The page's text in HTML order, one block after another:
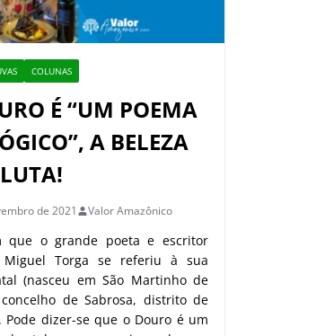
COLUNAS
É “UM POEMA
A BELEZA
de 2021 Valor Amazônico
que o grande poeta e escritor
Miguel Torga se referiu à sua
(nasceu em São Martinho de
de Sabrosa, distrito de
Pode dizer-se que o Douro é um